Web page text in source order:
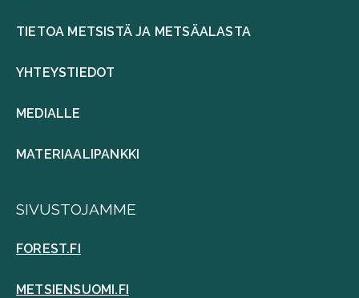
TIETOA METSISTÄ JA METSÄALASTA
YHTEYSTIEDOT
MEDIALLE
MATERIAALIPANKKI
SIVUSTOJAMME
FOREST.FI
METSIENSUOMI.FI